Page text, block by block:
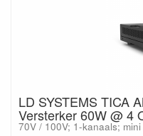
LD SYSTEMS TICA
Versterker 60W @ 4
70V / 100V; 1-kanaals;